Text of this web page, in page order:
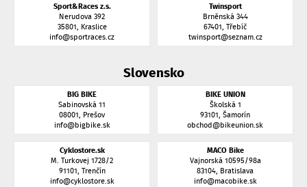
Sport&Races z.s.
Nerudova 392
35801, Kraslice
info@sportraces.cz
Twinsport
Brněnská 344
67401, Třebíč
twinsport@seznam.cz
Slovensko
BIG BIKE
Sabinovská 11
08001, Prešov
info@bigbike.sk
BIKE UNION
Školská 1
93101, Šamorín
obchod@bikeunion.sk
Cyklostore.sk
M. Turkovej 1728/2
91101, Trenčín
info@cyklostore.sk
MACO Bike
Vajnorská 10595/98a
83104, Bratislava
info@macobike.sk